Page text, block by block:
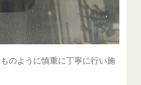
のように慎重に丁寧に行い施